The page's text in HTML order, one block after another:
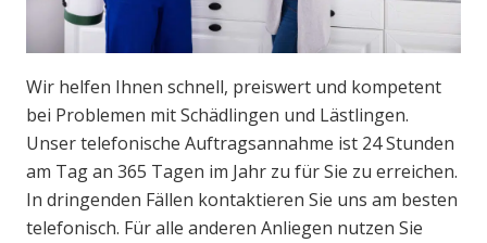
Wir helfen Ihnen schnell, preiswert und kompetent
bei Problemen mit Schädlingen und Lästlingen.
Unser telefonische Auftragsannahme ist 24 Stunden
am Tag an 365 Tagen im Jahr zu für Sie zu erreichen.
In dringenden Fällen kontaktieren Sie uns am besten
telefonisch. Für alle anderen Anliegen nutzen Sie